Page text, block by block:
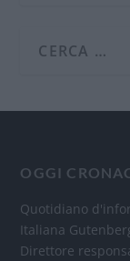
OGGI
Quotidiano
Italiana
Direttore